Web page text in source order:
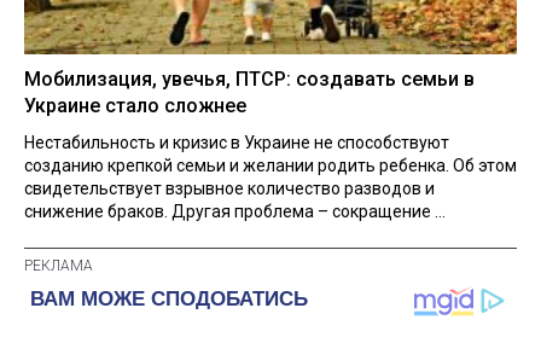
Мобилизация, увечья, ПТСР: создавать семьи в
Украине стало сложнее
Нестабильность и кризис в Украине не способствуют
созданию крепкой семьи и желании родить ребенка. Об этом
свидетельствует взрывное количество разводов и
снижение браков. Другая проблема – сокращение ...